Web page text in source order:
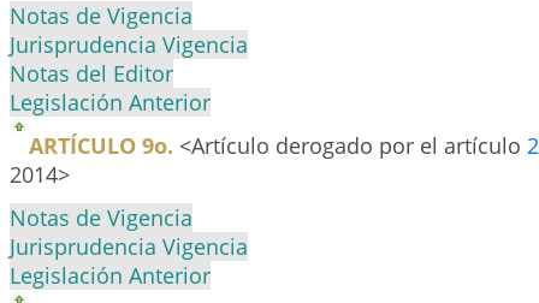
Notas de Vigencia
Jurisprudencia Vigencia
Notas del Editor
Legislación Anterior
ARTÍCULO 9o. <Artículo derogado por el artículo
2014>
Notas de Vigencia
Jurisprudencia Vigencia
Legislación Anterior